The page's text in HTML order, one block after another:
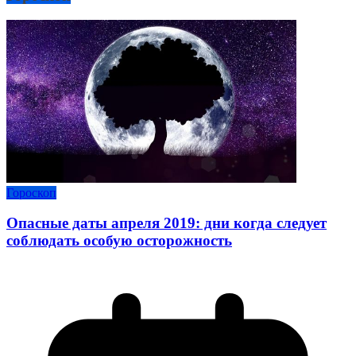
Гороскоп
Опасные даты апреля 2019: дни когда следует
соблюдать особую осторожность